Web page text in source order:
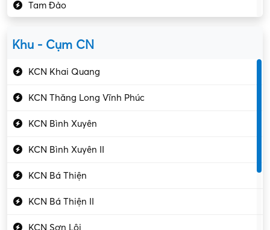
Kiểm soát chất lượng
Kỹ sư cơ khí
Kỹ sư điện
Kỹ thuật cao
Kỹ thuật mạng – IT
Làm bán thời gian
Lao động phổ thông
Lập trình – Phát triển
Luật – Công chứng
Tam Đảo
Khu - Cụm CN
KCN Khai Quang
KCN Thăng Long Vĩnh Phúc
KCN Bình Xuyên
KCN Bình Xuyên II
KCN Bá Thiện
KCN Bá Thiện II
KCN Sơn Lôi